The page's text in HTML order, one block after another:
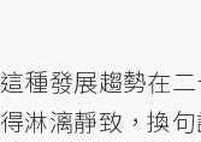
這種發展趨勢在
得淋漓靜致，換